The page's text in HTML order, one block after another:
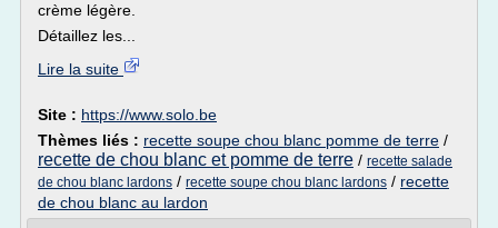
crème légère.
Détaillez les...
Lire la suite
Site : https://www.solo.be
Thèmes liés : recette soupe chou blanc pomme de terre /
recette de chou blanc et pomme de terre / recette salade
de chou blanc lardons / recette soupe chou blanc lardons / recette
de chou blanc au lardon